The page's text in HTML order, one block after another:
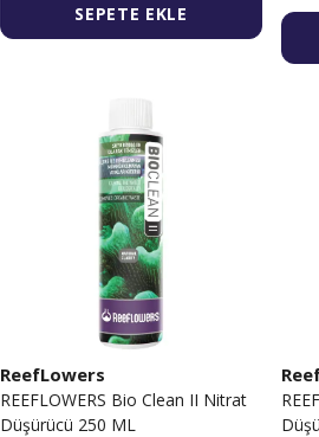
SEPETE EKLE
ReefLowers
REEFLOWERS Bio Clean II Nitrat
Düşürücü 250 ML